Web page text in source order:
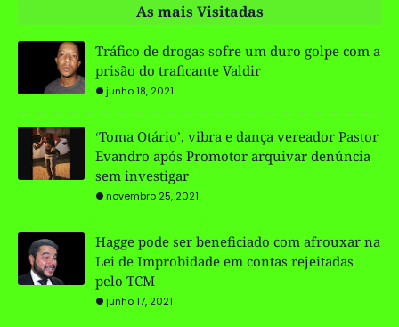
As mais Visitadas
Tráfico de drogas sofre um duro golpe com a
prisão do traficante Valdir
junho 18, 2021
‘Toma Otário’, vibra e dança vereador Pastor
Evandro após Promotor arquivar denúncia
sem investigar
novembro 25, 2021
Hagge pode ser beneficiado com afrouxar na
Lei de Improbidade em contas rejeitadas
pelo TCM
junho 17, 2021